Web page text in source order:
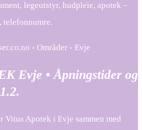
legeutstyr, hudpleie, apotek –
telefonnumre.
› Områder › Evje
Evje • Åpningstider og
Vitus Apotek i Evje sammen med